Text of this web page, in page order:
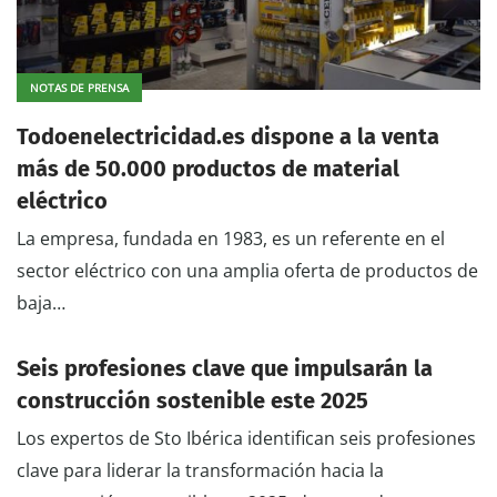
NOTAS DE PRENSA
Todoenelectricidad.es dispone a la venta
más de 50.000 productos de material
eléctrico
La empresa, fundada en 1983, es un referente en el
sector eléctrico con una amplia oferta de productos de
baja…
Seis profesiones clave que impulsarán la
construcción sostenible este 2025
Los expertos de Sto Ibérica identifican seis profesiones
clave para liderar la transformación hacia la